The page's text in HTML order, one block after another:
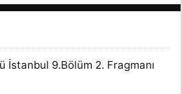
İstanbul 9.Bölüm 2. Fragmanı